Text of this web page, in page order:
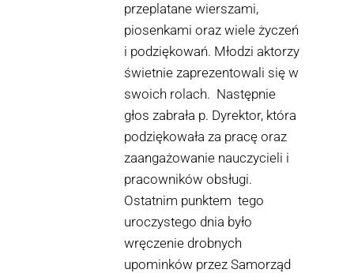
przeplatane wierszami,
piosenkami oraz wiele życzeń
i podziękowań. Młodzi aktorzy
świetnie zaprezentowali się w
swoich rolach. Następnie
głos zabrała p. Dyrektor, która
podziękowała za pracę oraz
zaangażowanie nauczycieli i
pracowników obsługi.
Ostatnim punktem tego
uroczystego dnia było
wręczenie drobnych
upominków przez Samorząd